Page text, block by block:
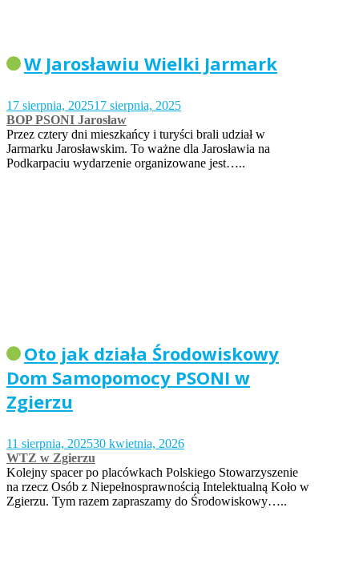
W Jarosławiu Wielki Jarmark
17 sierpnia, 202517 sierpnia, 2025
BOP PSONI Jarosław
Przez cztery dni mieszkańcy i turyści brali udział w
Jarmarku Jarosławskim. To ważne dla Jarosławia na
Podkarpaciu wydarzenie organizowane jest…..
Oto jak działa Środowiskowy
Dom Samopomocy PSONI w
Zgierzu
11 sierpnia, 202530 kwietnia, 2026
WTZ w Zgierzu
Kolejny spacer po placówkach Polskiego Stowarzyszenie
na rzecz Osób z Niepełnosprawnością Intelektualną Koło w
Zgierzu. Tym razem zapraszamy do Środowiskowy…..